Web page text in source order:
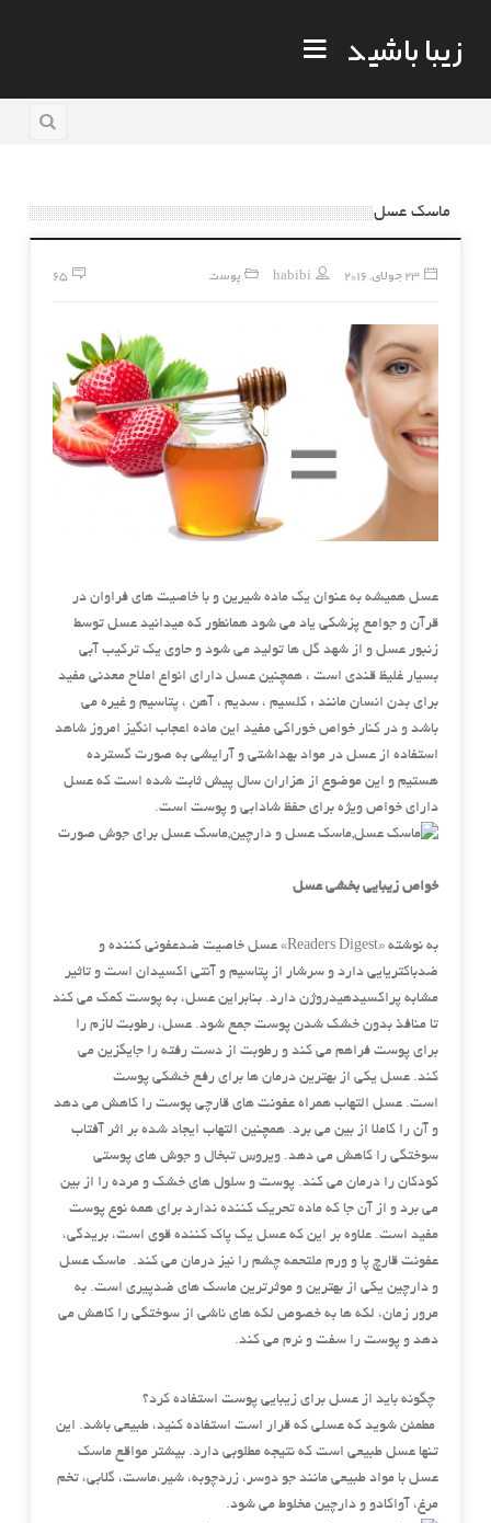
زیبا باشید
ماسک عسل
23 جولای, 2016 habibi پوست 65
عسل همیشه به عنوان یک ماده شیرین و با خاصیت های فراوان در
قرآن و جوامع پزشکی یاد می شود همانطور که میدانید عسل توسط
زنبور عسل و از شهد گل ها تولید می شود و حاوی یک ترکیب آبی
بسیار غلیظ قندی است ، همچنین عسل دارای انواع املاح معدنی مفید
برای بدن انسان مانند : کلسیم ، سدیم ، آهن ، پتاسیم و غیره می
باشد و در کنار خواص خوراکی مفید این ماده اعجاب انگیز امروز شاهد
استفاده از عسل در مواد بهداشتی و آرایشی به صورت گسترده
هستیم و این موضوع از هزاران سال پیش ثابت شده است که عسل
دارای خواص ویژه برای حفظ شادابی و پوست است.
خواص زیبایی بخشی عسل
به نوشته «Readers Digest» عسل خاصیت ضدعفونی کننده و
ضدباکتریایی دارد و سرشار از پتاسیم و آنتی اکسیدان است و تاثیر
مشابه پراکسیدهیدروژن دارد. بنابراین عسل، به پوست کمک می کند
تا منافذ بدون خشک شدن پوست جمع شود. عسل، رطوبت لازم را
برای پوست فراهم می کند و رطوبت از دست رفته را جایگزین می
کند. عسل یکی از بهترین درمان ها برای رفع خشکی پوست
است. عسل التهاب همراه عفونت های قارچی پوست را کاهش می دهد
و آن را کاملا از بین می برد. همچنین التهاب ایجاد شده بر اثر آفتاب
سوختگی را کاهش می دهد. ویروس تبخال و جوش های پوستی
کودکان را درمان می کند. پوست و سلول های خشک و مرده را از بین
می برد و از آن جا که ماده تحریک کننده ندارد برای همه نوع پوست
مفید است. علاوه بر این که عسل یک پاک کننده قوی است، بریدگی،
عفونت قارچ پا و ورم ملتحمه چشم را نیز درمان می کند. ماسک عسل
و دارچین یکی از بهترین و موثرترین ماسک های ضدپیری است. به
مرور زمان، لکه ها به خصوص لکه های ناشی از سوختگی را کاهش می
دهد و پوست را سفت و نرم می کند.
چگونه باید از عسل برای زیبایی پوست استفاده کرد؟
مطمئن شوید که عسلی که قرار است استفاده کنید، طبیعی باشد. این
تنها عسل طبیعی است که نتیجه مطلوبی دارد. بیشتر مواقع ماسک
عسل با مواد طبیعی مانند جو دوسر، زردچوبه، شیر،ماست، گلابی، تخم
مرغ، آواکادو و دارچین مخلوط می شود.